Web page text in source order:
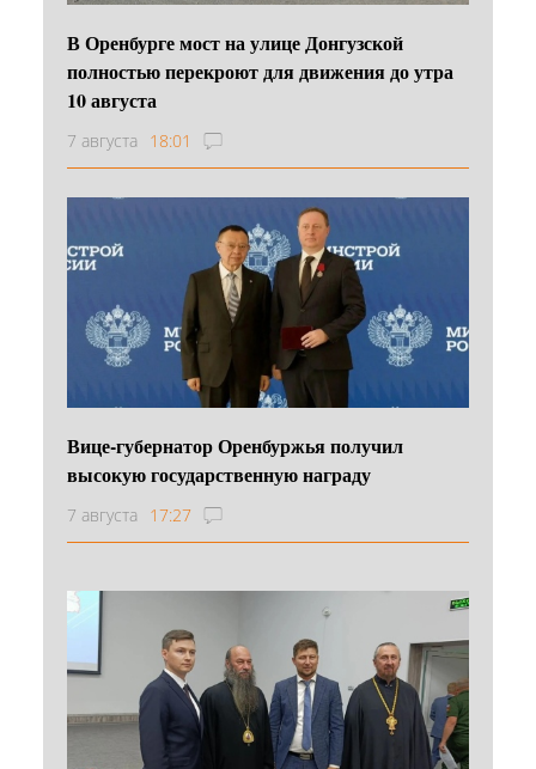
В Оренбурге мост на улице Донгузской
полностью перекроют для движения до утра
10 августа
7 августа 18:01
Вице-губернатор Оренбуржья получил
высокую государственную награду
7 августа 17:27